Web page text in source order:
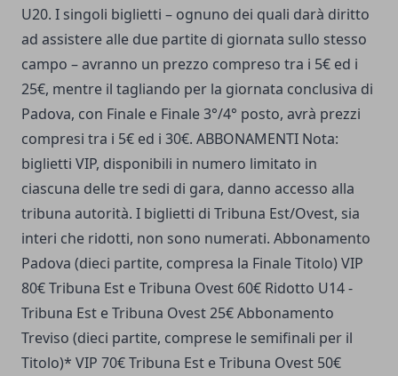
U20. I singoli biglietti – ognuno dei quali darà diritto
ad assistere alle due partite di giornata sullo stesso
campo – avranno un prezzo compreso tra i 5€ ed i
25€, mentre il tagliando per la giornata conclusiva di
Padova, con Finale e Finale 3°/4° posto, avrà prezzi
compresi tra i 5€ ed i 30€. ABBONAMENTI Nota:
biglietti VIP, disponibili in numero limitato in
ciascuna delle tre sedi di gara, danno accesso alla
tribuna autorità. I biglietti di Tribuna Est/Ovest, sia
interi che ridotti, non sono numerati. Abbonamento
Padova (dieci partite, compresa la Finale Titolo) VIP
80€ Tribuna Est e Tribuna Ovest 60€ Ridotto U14 -
Tribuna Est e Tribuna Ovest 25€ Abbonamento
Treviso (dieci partite, comprese le semifinali per il
Titolo)* VIP 70€ Tribuna Est e Tribuna Ovest 50€